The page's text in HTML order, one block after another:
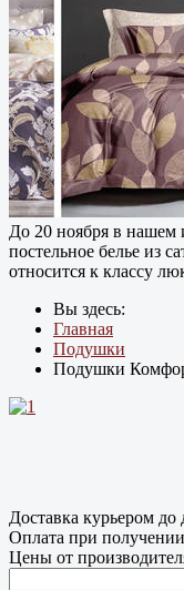
До 20 ноября в нашем
постельное белье из
относится к классу
Вы здесь:
Главная
Подушки
Подушки
Доставка курьером до
Оплата при получении
Цены от